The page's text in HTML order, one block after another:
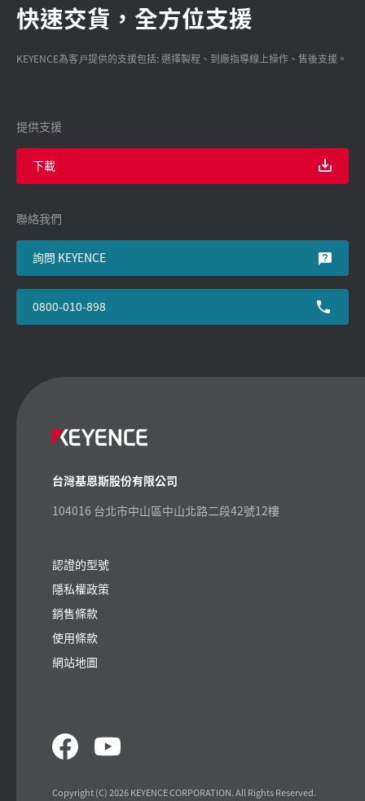
快速交貨，全方位支援
KEYENCE為客戸提供的支援包括: 選擇製程、到廠指導線上操作、售後支援。
提供支援
下載
聯絡我們
詢問 KEYENCE
0800-010-898
台灣基恩斯股份有限公司
104016 台北市中山區中山北路二段42號12樓
認證的型號
隱私權政策
銷售條款
使用條款
網站地圖
Copyright (C) 2026 KEYENCE CORPORATION. All Rights Reserved.